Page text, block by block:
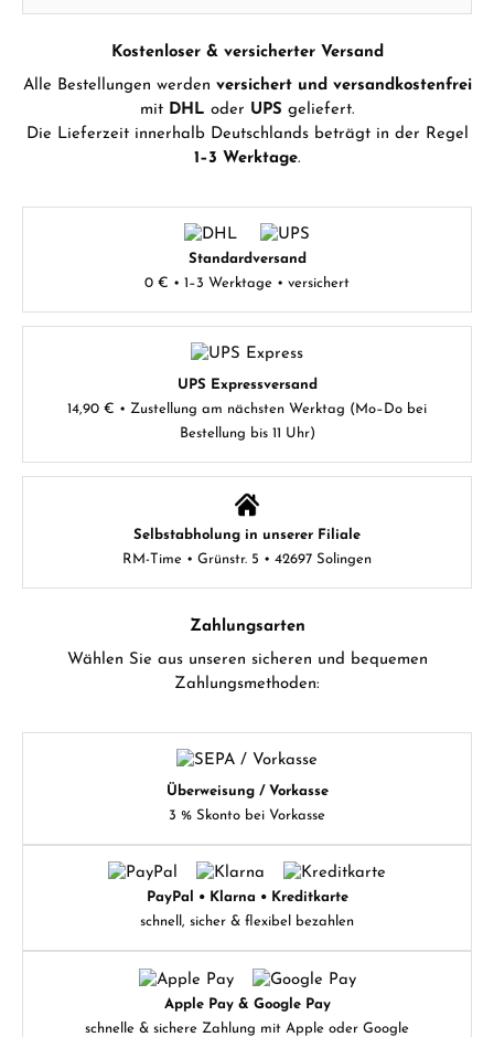
Hersteller- & Produktsicherheit
Kostenloser & versicherter Versand
Alle Bestellungen werden versichert und versandkostenfrei
mit DHL oder UPS geliefert.
Die Lieferzeit innerhalb Deutschlands beträgt in der Regel
1–3 Werktage.
Standardversand
0 € • 1–3 Werktage • versichert
UPS Expressversand
14,90 € • Zustellung am nächsten Werktag (Mo–Do bei
Bestellung bis 11 Uhr)
Selbstabholung in unserer Filiale
RM-Time • Grünstr. 5 • 42697 Solingen
Zahlungsarten
Wählen Sie aus unseren sicheren und bequemen
Zahlungsmethoden:
Überweisung / Vorkasse
3 % Skonto bei Vorkasse
PayPal • Klarna • Kreditkarte
schnell, sicher & flexibel bezahlen
Apple Pay & Google Pay
schnelle & sichere Zahlung mit Apple oder Google